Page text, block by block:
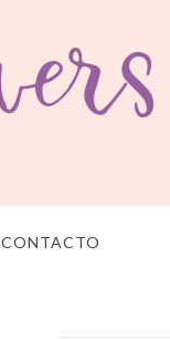
CONTACTO